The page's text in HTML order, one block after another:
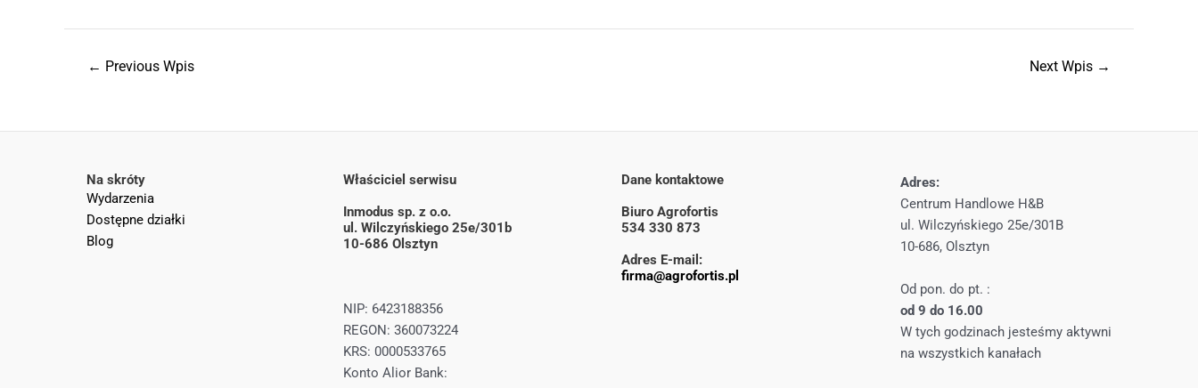
← Previous Wpis Next Wpis →
Na skróty
Wydarzenia
Dostępne działki
Blog
Właściciel serwisu
Inmodus sp. z o.o.
ul. Wilczyńskiego 25e/301b
10-686 Olsztyn
NIP: 6423188356
REGON: 360073224
KRS: 0000533765
Konto Alior Bank:
Dane kontaktowe
Biuro Agrofortis
534 330 873
Adres E-mail:
firma@agrofortis.pl
Adres:
Centrum Handlowe H&B
ul. Wilczyńskiego 25e/301B
10-686, Olsztyn
Od pon. do pt. :
od 9 do 16.00
W tych godzinach jesteśmy aktywni
na wszystkich kanałach